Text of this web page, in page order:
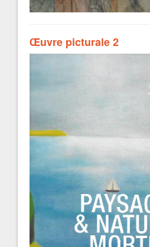
Œuvre picturale 2